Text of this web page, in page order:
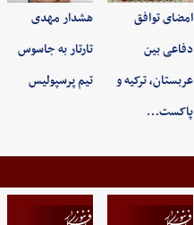
امضای توافق
دفاعی بین
عربستان، ترکیه و
پاکست…
هشدار مهدی
تارتار به جاسوس
تیم پرسپولیس